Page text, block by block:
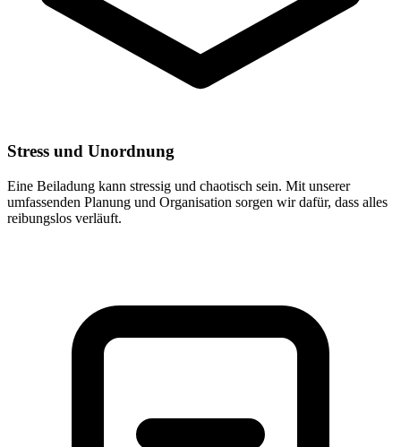
Stress und Unordnung
Eine Beiladung kann stressig und chaotisch sein. Mit unserer
umfassenden Planung und Organisation sorgen wir dafür, dass alles
reibungslos verläuft.